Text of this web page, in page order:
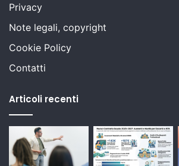
Privacy
Note legali, copyright
Cookie Policy
Contatti
Articoli recenti